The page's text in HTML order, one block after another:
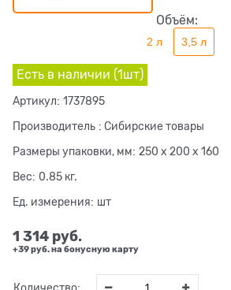
Объём:
2 л 3,5 л
Есть в наличии (1шт)
Артикул: 1737895
Производитель : Сибирские товары
Размеры упаковки, мм: 250 x 200 x 160
Вес: 0.85 кг.
Ед. измерения: шт
1 314 руб.
+39 руб. на бонусную карту